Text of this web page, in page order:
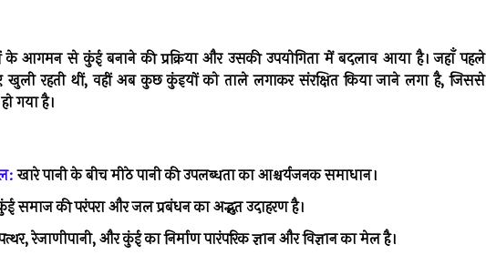
आगमन से कुंई बनाने की प्रक्रिया और उसकी उपयोगिता में बदलाव आया है। जहाँ पहले
रहती थीं, वहीं अब कुछ कुंइयों को ताले लगाकर संरक्षित किया जाने लगा है, जिससे
गया है।
खारे पानी के बीच मीठे पानी की उपलब्धता का आश्चर्यजनक समाधान।
समाज की परंपरा और जल प्रबंधन का अद्भुत उदाहरण है।
रेजाणीपानी, और कुंई का निर्माण पारंपरिक ज्ञान और विज्ञान का मेल है।